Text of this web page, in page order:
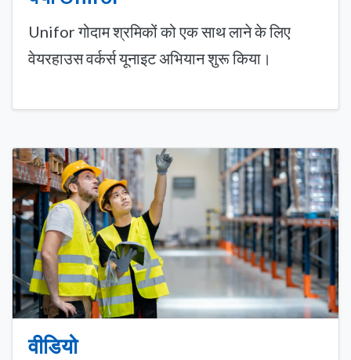
Unifor गोदाम श्रमिकों को एक साथ लाने के लिए
वेयरहाउस वर्कर्स यूनाइट अभियान शुरू किया।
वीडियो